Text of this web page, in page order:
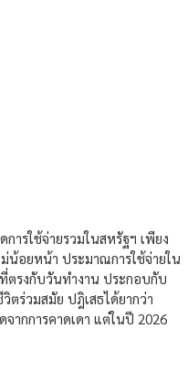
ารใช้จ่ายรวมในสหรัฐฯ เพียง
น้อยหน้า ประมาณการใช้จ่ายใน
ตรงกับวันทำงาน ประกอบกับ
ร่วมสมัย ปฎิเสธได้ยากว่า
ากการคาดเดา แต่ในปี 2026